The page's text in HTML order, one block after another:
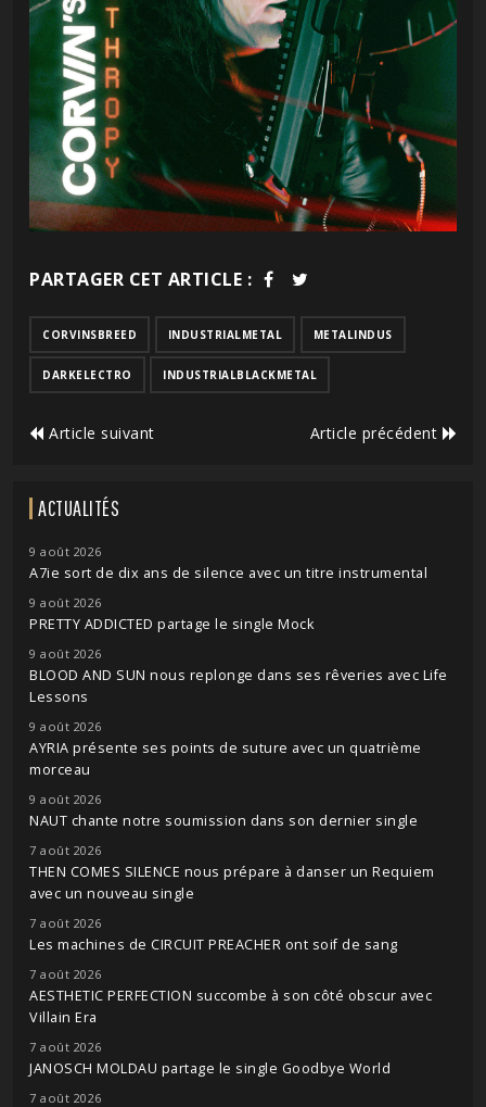
PARTAGER CET ARTICLE :
CORVINSBREED INDUSTRIALMETAL METALINDUS
DARKELECTRO INDUSTRIALBLACKMETAL
Article suivant Article précédent
ACTUALITÉS
9 août 2026
A7ie sort de dix ans de silence avec un titre instrumental
9 août 2026
PRETTY ADDICTED partage le single Mock
9 août 2026
BLOOD AND SUN nous replonge dans ses rêveries avec Life
Lessons
9 août 2026
AYRIA présente ses points de suture avec un quatrième
morceau
9 août 2026
NAUT chante notre soumission dans son dernier single
7 août 2026
THEN COMES SILENCE nous prépare à danser un Requiem
avec un nouveau single
7 août 2026
Les machines de CIRCUIT PREACHER ont soif de sang
7 août 2026
AESTHETIC PERFECTION succombe à son côté obscur avec
Villain Era
7 août 2026
JANOSCH MOLDAU partage le single Goodbye World
7 août 2026